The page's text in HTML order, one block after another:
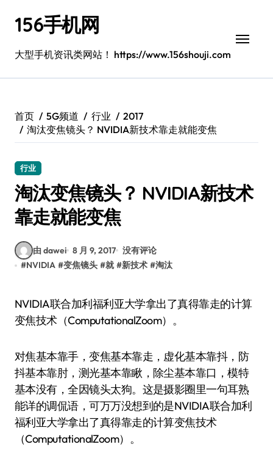
156手机网
大型手机资讯类网站！ https://www.156shouji.com
首页 5G频道 行业
2017
淘汰变焦镜头？ NVIDIA新技术靠走就能变焦
行业
淘汰变焦镜头？ NVIDIA新技术
靠走就能变焦
由 dawei 8 月 9, 2017 没有评论
#NVIDIA #变焦镜头 #就 #新技术 #淘汰
NVIDIA联合加利福利亚大学拿出了真得靠走的计算
变焦技术（ComputationalZoom）。
对焦基本靠手，变焦基本靠走，虚化基本靠抖，防
抖基本靠肘，测光基本靠瞅，除尘基本靠口，模特
基本没有，全因镜头太狗。这是摄影圈里一句耳熟
能详的调侃语，可万万没想到的是NVIDIA联合加利
福利亚大学拿出了真得靠走的计算变焦技术
（ComputationalZoom）。